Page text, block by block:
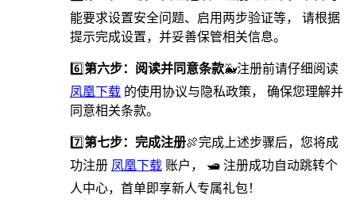
能要求设置安全问题、启用两步验证等， 请根据
提示完成设置，并妥善保管相关信息。
6️⃣第六步：阅读并同意条款🐳注册前请仔细阅读
凤凰下载 的使用协议与隐私政策， 确保您理解并
同意相关条款。
7️⃣第七步：完成注册🍖完成上述步骤后，您将成
功注册 凤凰下载 账户， 🛥 注册成功自动跳转个
人中心，首单即享新人专属礼包！